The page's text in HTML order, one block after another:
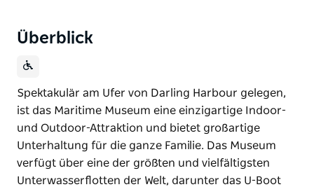
Überblick
Spektakulär am Ufer von Darling Harbour gelegen,
ist das Maritime Museum eine einzigartige Indoor-
und Outdoor-Attraktion und bietet großartige
Unterhaltung für die ganze Familie. Das Museum
verfügt über eine der größten und vielfältigsten
Unterwasserflotten der Welt, darunter das U-Boot